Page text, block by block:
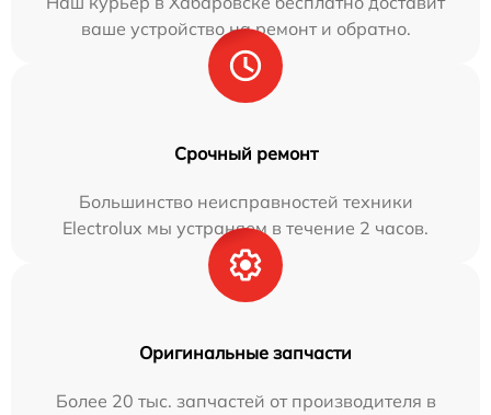
ваше устройство на ремонт и обратно.
Срочный ремонт
Большинство неисправностей техники
Electrolux мы устраняем в течение 2 часов.
Оригинальные запчасти
Более 20 тыс. запчастей от производителя в